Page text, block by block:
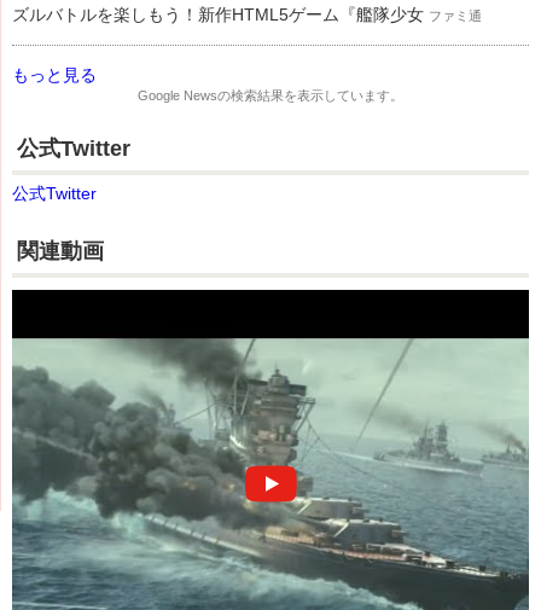
ズルバトルを楽しもう！新作HTML5ゲーム『艦隊少女 ファミ通
もっと見る
Google Newsの検索結果を表示しています。
公式Twitter
公式Twitter
関連動画